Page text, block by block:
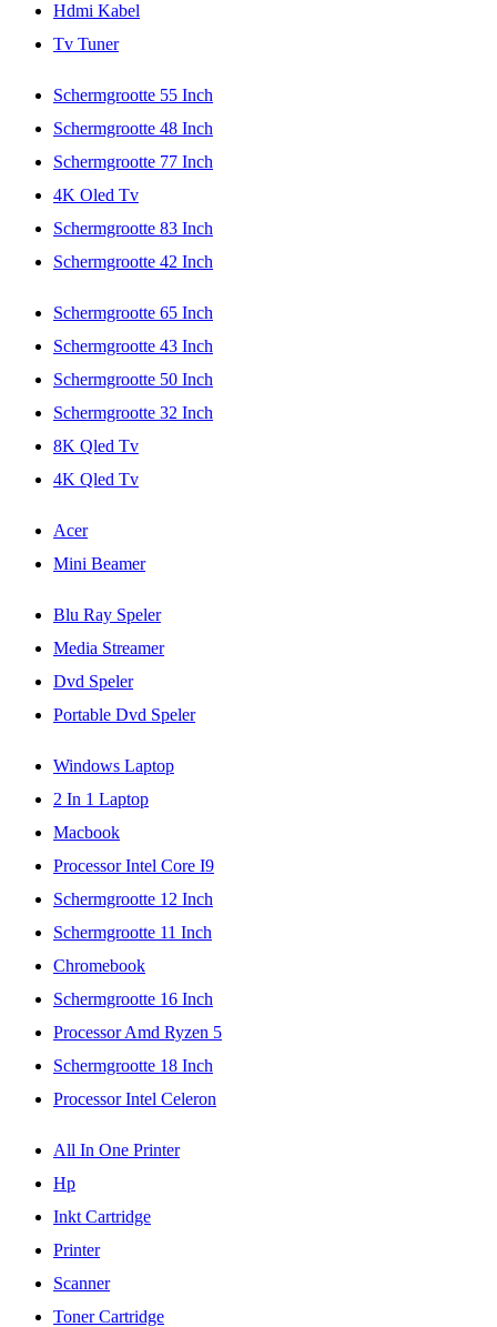
Hdmi Kabel
Tv Tuner
Schermgrootte 55 Inch
Schermgrootte 48 Inch
Schermgrootte 77 Inch
4K Oled Tv
Schermgrootte 83 Inch
Schermgrootte 42 Inch
Schermgrootte 65 Inch
Schermgrootte 43 Inch
Schermgrootte 50 Inch
Schermgrootte 32 Inch
8K Qled Tv
4K Qled Tv
Acer
Mini Beamer
Blu Ray Speler
Media Streamer
Dvd Speler
Portable Dvd Speler
Windows Laptop
2 In 1 Laptop
Macbook
Processor Intel Core I9
Schermgrootte 12 Inch
Schermgrootte 11 Inch
Chromebook
Schermgrootte 16 Inch
Processor Amd Ryzen 5
Schermgrootte 18 Inch
Processor Intel Celeron
All In One Printer
Hp
Inkt Cartridge
Printer
Scanner
Toner Cartridge